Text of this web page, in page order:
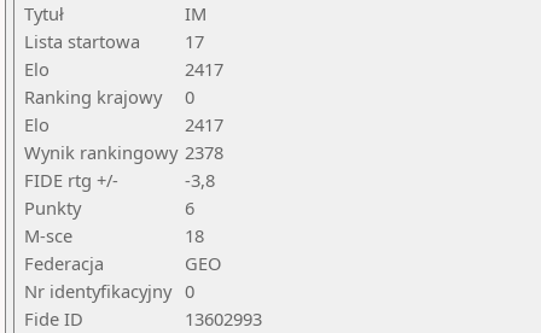
Tytuł
IM
Lista startowa
17
Elo
2417
Ranking krajowy
0
Elo
2417
Wynik rankingowy 2378
FIDE rtg +/-
-3,8
Punkty
6
M-sce
18
Federacja
GEO
Nr identyfikacyjny 0
Fide ID
13602993